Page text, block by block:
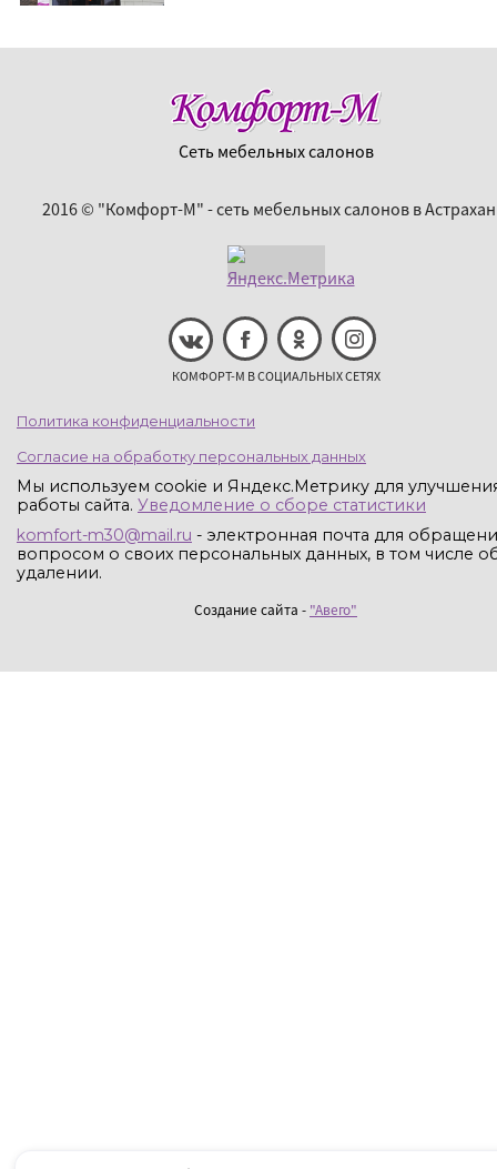
Сеть мебельных салонов
2016 © "Комфорт-М" - сеть мебельных салонов в
КОМФОРТ-М В СОЦИАЛЬНЫХ СЕТЯХ
Политика конфиденциальности
Согласие на обработку персональных данных
Мы используем cookie и Яндекс.Метрику для
работы сайта. Уведомление о сборе статистики
komfort-m30@mail.ru - электронная почта для
вопросом о своих персональных данных, в том числе
удалении.
Создание сайта - "Авего"